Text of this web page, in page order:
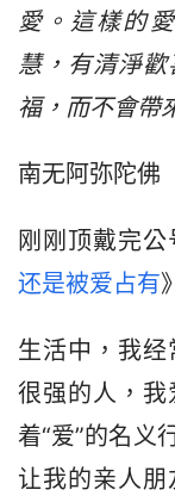
愛。這樣的
慧，有清淨
福，而不會帶
南无阿弥陀佛
刚刚顶戴完
还是被爱占有
生活中，我
很强的人，
着“爱”的名义
让我的亲人